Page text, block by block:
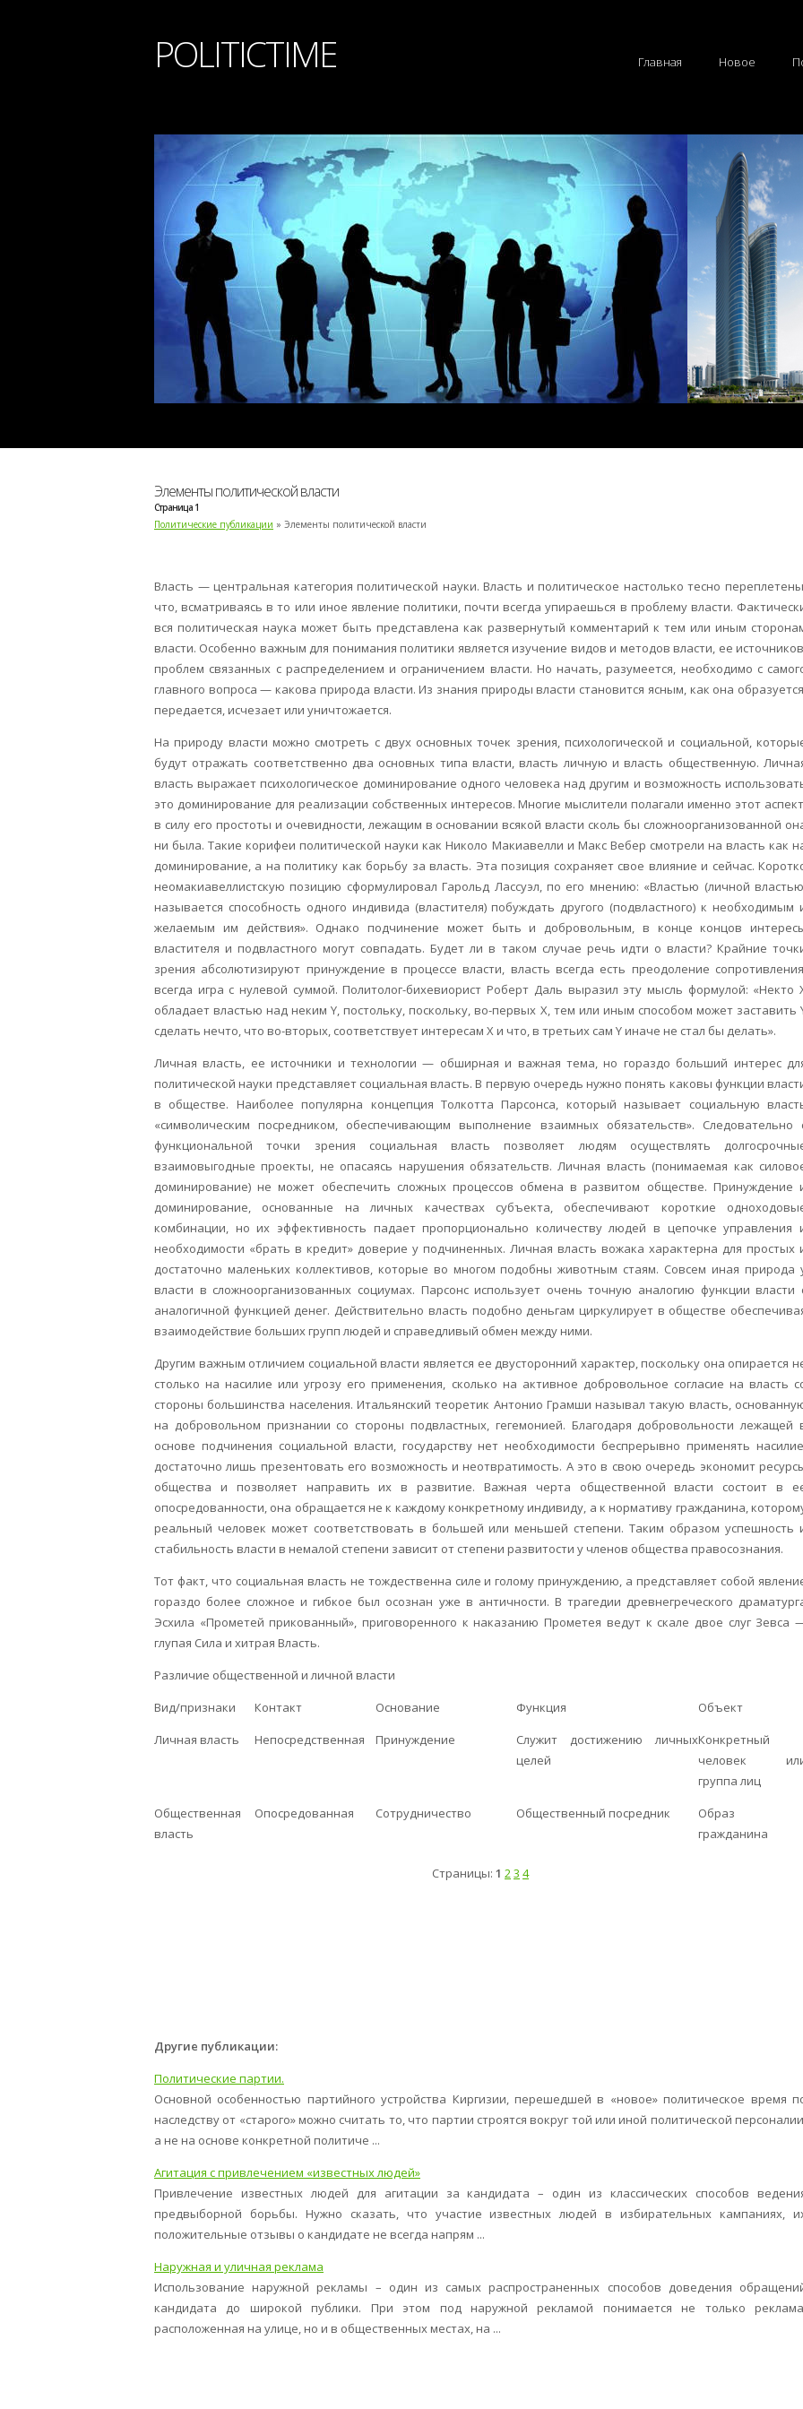
POLITICTIME Главная Новое
Элементы политической власти
Страница 1
Политические публикации » Элементы политической власти
Власть — центральная категория политической науки. Власть и политическое настолько тесно
что, всматриваясь в то или иное явление политики, почти всегда упираешься в проблему власти.
вся политическая наука может быть представлена как развернутый комментарий к тем или иным
власти. Особенно важным для понимания политики является изучение видов и методов власти, ее
проблем связанных с распределением и ограничением власти. Но начать, разумеется, необходимо с
главного вопроса — какова природа власти. Из знания природы власти становится ясным, как она
передается, исчезает или уничтожается.
На природу власти можно смотреть с двух основных точек зрения, психологической и социальной,
будут отражать соответственно два основных типа власти, власть личную и власть общественную.
власть выражает психологическое доминирование одного человека над другим и возможность
это доминирование для реализации собственных интересов. Многие мыслители полагали именно этот
в силу его простоты и очевидности, лежащим в основании всякой власти сколь бы сложноорганизованной
ни была. Такие корифеи политической науки как Николо Макиавелли и Макс Вебер смотрели на власть как
доминирование, а на политику как борьбу за власть. Эта позиция сохраняет свое влияние и сейчас.
неомакиавеллистскую позицию сформулировал Гарольд Лассуэл, по его мнению: «Властью (личной
называется способность одного индивида (властителя) побуждать другого (подвластного) к необходимым
желаемым им действия». Однако подчинение может быть и добровольным, в конце концов
властителя и подвластного могут совпадать. Будет ли в таком случае речь идти о власти? Крайние
зрения абсолютизируют принуждение в процессе власти, власть всегда есть преодоление
всегда игра с нулевой суммой. Политолог-бихевиорист Роберт Даль выразил эту мысль формулой: «Некто
обладает властью над неким Y, постольку, поскольку, во-первых X, тем или иным способом может заставить
сделать нечто, что во-вторых, соответствует интересам X и что, в третьих сам Y иначе не стал бы делать».
Личная власть, ее источники и технологии — обширная и важная тема, но гораздо больший интерес
политической науки представляет социальная власть. В первую очередь нужно понять каковы функции
в обществе. Наиболее популярна концепция Толкотта Парсонса, который называет социальную
«символическим посредником, обеспечивающим выполнение взаимных обязательств». Следовательно
функциональной точки зрения социальная власть позволяет людям осуществлять
взаимовыгодные проекты, не опасаясь нарушения обязательств. Личная власть (понимаемая как
доминирование) не может обеспечить сложных процессов обмена в развитом обществе. Принуждение
доминирование, основанные на личных качествах субъекта, обеспечивают короткие
комбинации, но их эффективность падает пропорционально количеству людей в цепочке управления
необходимости «брать в кредит» доверие у подчиненных. Личная власть вожака характерна для простых
достаточно маленьких коллективов, которые во многом подобны животным стаям. Совсем иная природа
власти в сложноорганизованных социумах. Парсонс использует очень точную аналогию функции власти
аналогичной функцией денег. Действительно власть подобно деньгам циркулирует в обществе
взаимодействие больших групп людей и справедливый обмен между ними.
Другим важным отличием социальной власти является ее двусторонний характер, поскольку она опирается
столько на насилие или угрозу его применения, сколько на активное добровольное согласие на власть
стороны большинства населения. Итальянский теоретик Антонио Грамши называл такую власть,
на добровольном признании со стороны подвластных, гегемонией. Благодаря добровольности лежащей
основе подчинения социальной власти, государству нет необходимости беспрерывно применять
достаточно лишь презентовать его возможность и неотвратимость. А это в свою очередь экономит
общества и позволяет направить их в развитие. Важная черта общественной власти состоит в
опосредованности, она обращается не к каждому конкретному индивиду, а к нормативу гражданина,
реальный человек может соответствовать в большей или меньшей степени. Таким образом успешность
стабильность власти в немалой степени зависит от степени развитости у членов общества правосознания.
Тот факт, что социальная власть не тождественна силе и голому принуждению, а представляет собой
гораздо более сложное и гибкое был осознан уже в античности. В трагедии древнегреческого
Эсхила «Прометей прикованный», приговоренного к наказанию Прометея ведут к скале двое слуг Зевса
глупая Сила и хитрая Власть.
Различие общественной и личной власти
Вид/признаки
Контакт Основание Функция
Объект
Личная власть
Непосредственная Принуждение
Служит достижению личных
целей
Конкретный
человек
группа лиц
Общественная
власть
Опосредованная Сотрудничество Общественный посредник
Образ
гражданина
Страницы: 1 23 4
Другие публикации:
Политические партии.
Основной особенностью партийного устройства Киргизии, перешедшей в «новое» политическое время
наследству от «старого» можно считать то, что партии строятся вокруг той или иной политической
а не на основе конкретной политиче ...
Агитация с привлечением «известных людей»
Привлечение известных людей для агитации за кандидата – один из классических способов
предвыборной борьбы. Нужно сказать, что участие известных людей в избирательных кампаниях,
положительные отзывы о кандидате не всегда напрям ...
Наружная и уличная реклама
Использование наружной рекламы – один из самых распространенных способов доведения
кандидата до широкой публики. При этом под наружной рекламой понимается не только
расположенная на улице, но и в общественных местах, на ...